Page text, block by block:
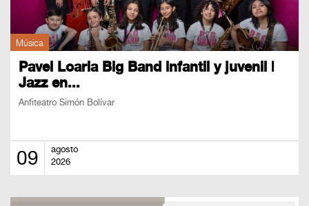
Música
Pavel Loaria Big Band infantil y juvenil |
Jazz en...
Anfiteatro Simón Bolívar
09
agosto
2026